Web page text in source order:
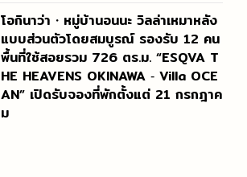
โอกินาว่า・หมู่บ้านอนนะ วิลล่าเหมาหลัง
แบบส่วนตัวโดยสมบูรณ์ รองรับ 12 คน
พื้นที่ใช้สอยรวม 726 ตร.ม. “ESQVA T
HE HEAVENS OKINAWA ‐ Villa OCE
AN” เปิดรับจองที่พักตั้งแต่ 21 กรกฎาค
ม